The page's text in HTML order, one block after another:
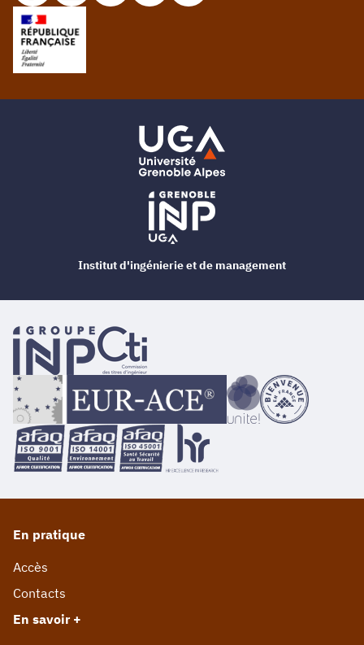
En pratique
Accès
Contacts
En savoir +
Institut d'ingénierie et de management